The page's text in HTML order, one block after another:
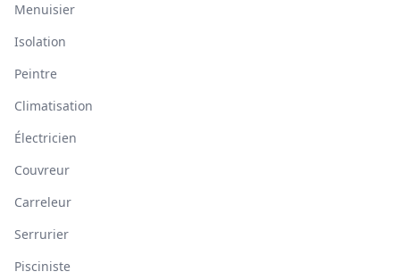
Menuisier
Isolation
Peintre
Climatisation
Électricien
Couvreur
Carreleur
Serrurier
Pisciniste